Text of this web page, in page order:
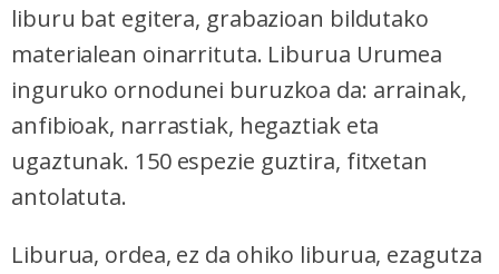
liburu bat egitera, grabazioan bildutako
materialean oinarrituta. Liburua Urumea
inguruko ornodunei buruzkoa da: arrainak,
anfibioak, narrastiak, hegaztiak eta
ugaztunak. 150 espezie guztira, fitxetan
antolatuta.
Liburua, ordea, ez da ohiko liburua, ezagutza